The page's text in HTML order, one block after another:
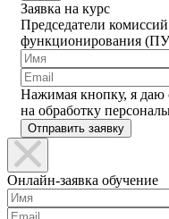
Заявка на курс
Председатели
функционирования
Нажимая кнопку, я даю
на обработку
Отправить заявку
Онлайн-заявка обучение